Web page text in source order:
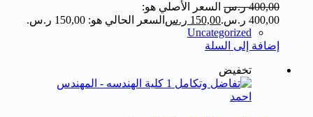
400,00 ر.س السعر الأصلي هو:
400,00 ر.س.
150,00 ر.س السعر الحالي هو: 150,00 ر.س.
Uncategorized
إضافة إلى السلة
تخفيض